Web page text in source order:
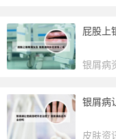
屁股上
银屑病
银屑病
皮肤资